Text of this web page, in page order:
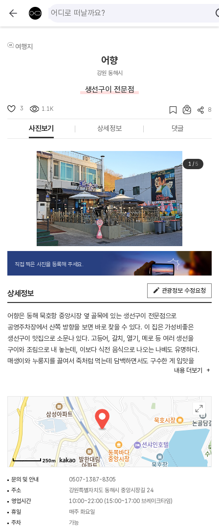
여행지
어향
강원 동해시
생선구이 전문점
3 1.1K 8
사진보기 상세정보 댓글
1/ 5
직접 찍은 사진을 등록해 주세요.
상세정보 관광정보 수정요청
어향은 동해 묵호항 중앙시장 옆 골목에 있는 생선구이 전문점으로
공영주차장에서 산쪽 방향을 보면 바로 찾을 수 있다. 이 집은 가성비좋은
생선구이 맛집으로 소문나 있다. 고등어, 갈치, 열기, 메로 등 여러 생선을
구이와 조림으로 내 놓는데, 이보다 식전 음식으로 나오는 나베도 유명하다.
매생이와 누룽지를 끓여서 죽처럼 먹는데 담백하면서도 구수한 게 입맛을
돋군다. 또한 추가음식으로 준비되어 있는 새우장과 새우구이, 새우튀김 등도
내용 더보기
250m
문의 및 안내
0507-1387-8305
주소
강원특별자치도 동해시 중앙시장길 24
영업시간
10:00~22:00 (15:00~17:00 브레이크타임)
휴일
매주 화요일
주차
가능